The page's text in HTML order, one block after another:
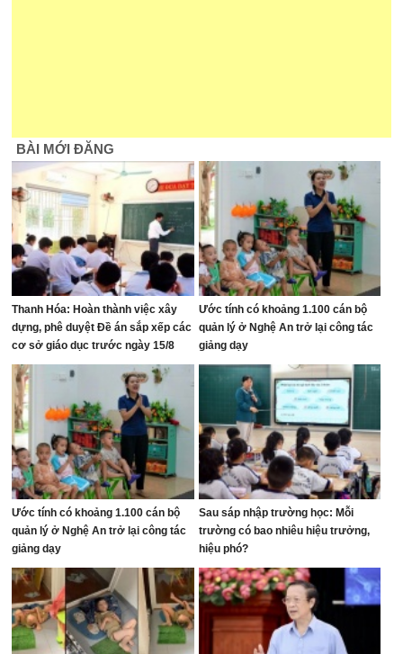
BÀI MỚI ĐĂNG
Thanh Hóa: Hoàn thành việc xây
dựng, phê duyệt Đề án sắp xếp các
cơ sở giáo dục trước ngày 15/8
Ước tính có khoảng 1.100 cán bộ
quản lý ở Nghệ An trở lại công tác
giảng dạy
Ước tính có khoảng 1.100 cán bộ
quản lý ở Nghệ An trở lại công tác
giảng dạy
Sau sáp nhập trường học: Mỗi
trường có bao nhiêu hiệu trưởng,
hiệu phó?